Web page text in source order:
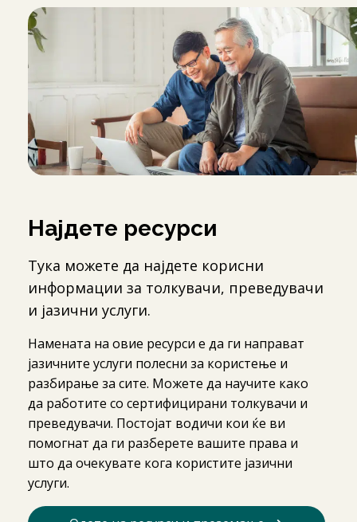
Најдете ресурси
Тука можете да најдете корисни
информации за толкувачи, преведувачи
и јазични услуги.
Намената на овие ресурси е да ги направат
јазичните услуги полесни за користење и
разбирање за сите. Можете да научите како
да работите со сертифицирани толкувачи и
преведувачи. Постојат водичи кои ќе ви
помогнат да ги разберете вашите права и
што да очекувате кога користите јазични
услуги.